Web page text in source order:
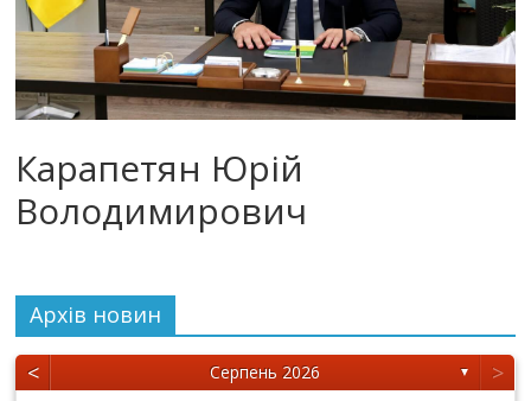
Карапетян Юрій
Володимирович
Архiв новин
< Серпень 2026 ▼ >